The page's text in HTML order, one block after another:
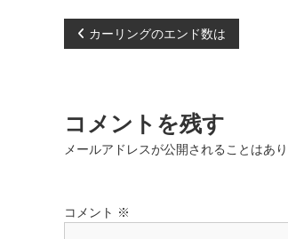
投
ナ
ビ
カーリングのエンド数は
コメントを残す
メールアドレスが公開されることはあり
コメント ※